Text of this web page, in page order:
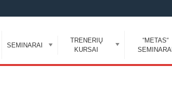
SEMINARAI
TRENERIŲ
KURSAI
“METAS“
SEMINARAI